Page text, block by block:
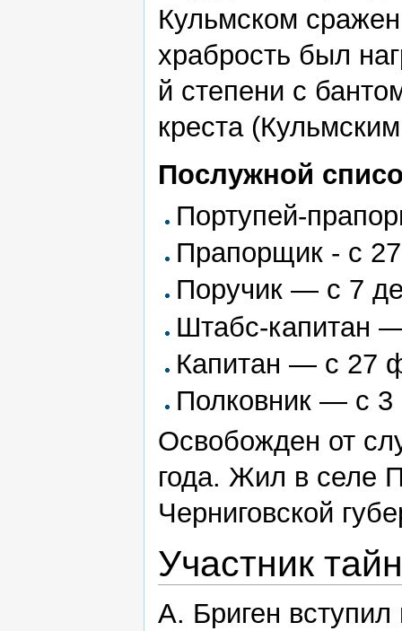
Кульмском
храбрость был
й степени с
креста
Послужной
Портупей-
Прапорщик - с
Поручик — с 7
Штабс-капитан
Капитан — с 27
Полковник — с
Освобожден от
года. Жил в селе
Черниговской
Участник
А. Бриген